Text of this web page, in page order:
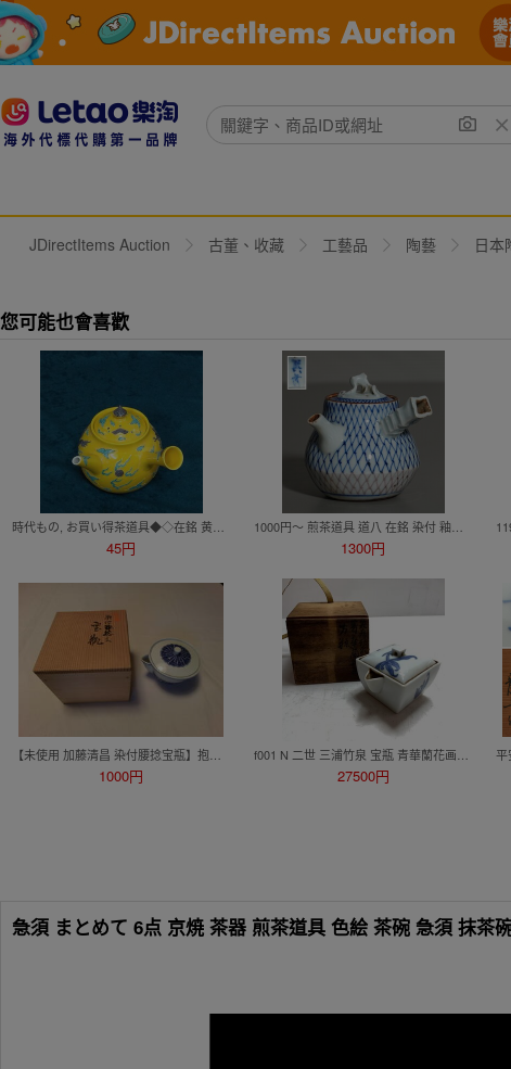
JDirectItems Auction 古董、收藏 工藝品 陶藝 日本
您可能也會喜歡
45円 1300円
1000円 27500円
急須 まとめて 6点 京焼 茶器 煎茶道具 色絵 茶碗 急須 抹